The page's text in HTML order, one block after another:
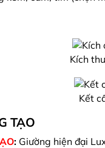
Kích
Kết
TẠO
: Giường hiện đại